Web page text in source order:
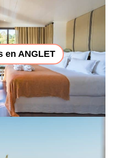
en ANGLET